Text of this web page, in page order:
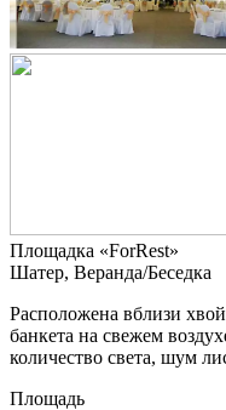
Площадка «ForRest»
Шатер, Веранда/Беседка
Расположена вблизи
банкета на свежем
количество света, шум
Площадь